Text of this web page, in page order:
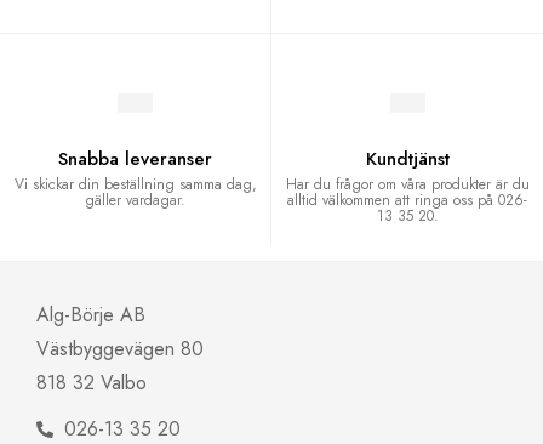
Snabba leveranser
Vi skickar din beställning samma dag,
gäller vardagar.
Kundtjänst
Har du frågor om våra produkter är du
alltid välkommen att ringa oss på 026-
13 35 20.
Alg-Börje AB
Västbyggevägen 80
818 32 Valbo
026-13 35 20